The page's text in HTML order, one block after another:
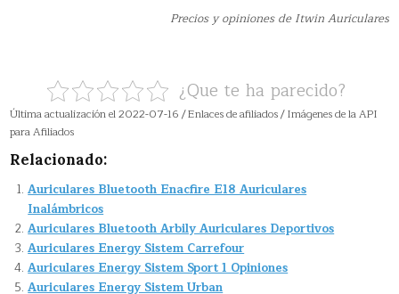
Precios y opiniones de Itwin Auriculares
¿Que te ha parecido?
Última actualización el 2022-07-16 / Enlaces de afiliados / Imágenes de la API
para Afiliados
Relacionado:
Auriculares Bluetooth Enacfire E18 Auriculares
Inalámbricos
Auriculares Bluetooth Arbily Auriculares Deportivos
Auriculares Energy Sistem Carrefour
Auriculares Energy Sistem Sport 1 Opiniones
Auriculares Energy Sistem Urban